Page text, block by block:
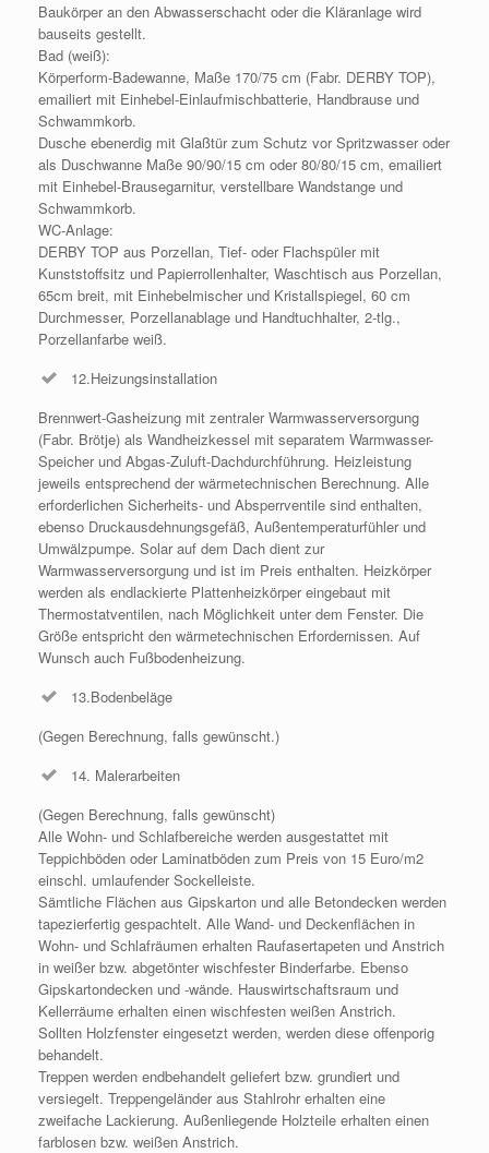
Baukörper an den Abwasserschacht oder die Kläranlage wird
bauseits gestellt.
Bad (weiß):
Körperform-Badewanne, Maße 170/75 cm (Fabr. DERBY TOP),
emailiert mit Einhebel-Einlaufmischbatterie, Handbrause und
Schwammkorb.
Dusche ebenerdig mit Glaßtür zum Schutz vor Spritzwasser oder
als Duschwanne Maße 90/90/15 cm oder 80/80/15 cm, emailiert
mit Einhebel-Brausegarnitur, verstellbare Wandstange und
Schwammkorb.
WC-Anlage:
DERBY TOP aus Porzellan, Tief- oder Flachspüler mit
Kunststoffsitz und Papierrollenhalter, Waschtisch aus Porzellan,
65cm breit, mit Einhebelmischer und Kristallspiegel, 60 cm
Durchmesser, Porzellanablage und Handtuchhalter, 2-tlg.,
Porzellanfarbe weiß.
12.Heizungsinstallation
Brennwert-Gasheizung mit zentraler Warmwasserversorgung
(Fabr. Brötje) als Wandheizkessel mit separatem Warmwasser-
Speicher und Abgas-Zuluft-Dachdurchführung. Heizleistung
jeweils entsprechend der wärmetechnischen Berechnung. Alle
erforderlichen Sicherheits- und Absperrventile sind enthalten,
ebenso Druckausdehnungsgefäß, Außentemperaturfühler und
Umwälzpumpe. Solar auf dem Dach dient zur
Warmwasserversorgung und ist im Preis enthalten. Heizkörper
werden als endlackierte Plattenheizkörper eingebaut mit
Thermostatventilen, nach Möglichkeit unter dem Fenster. Die
Größe entspricht den wärmetechnischen Erfordernissen. Auf
Wunsch auch Fußbodenheizung.
13.Bodenbeläge
(Gegen Berechnung, falls gewünscht.)
14. Malerarbeiten
(Gegen Berechnung, falls gewünscht)
Alle Wohn- und Schlafbereiche werden ausgestattet mit
Teppichböden oder Laminatböden zum Preis von 15 Euro/m2
einschl. umlaufender Sockelleiste.
Sämtliche Flächen aus Gipskarton und alle Betondecken werden
tapezierfertig gespachtelt. Alle Wand- und Deckenflächen in
Wohn- und Schlafräumen erhalten Raufasertapeten und Anstrich
in weißer bzw. abgetönter wischfester Binderfarbe. Ebenso
Gipskartondecken und -wände. Hauswirtschaftsraum und
Kellerräume erhalten einen wischfesten weißen Anstrich.
Sollten Holzfenster eingesetzt werden, werden diese offenporig
behandelt.
Treppen werden endbehandelt geliefert bzw. grundiert und
versiegelt. Treppengeländer aus Stahlrohr erhalten eine
zweifache Lackierung. Außenliegende Holzteile erhalten einen
farblosen bzw. weißen Anstrich.